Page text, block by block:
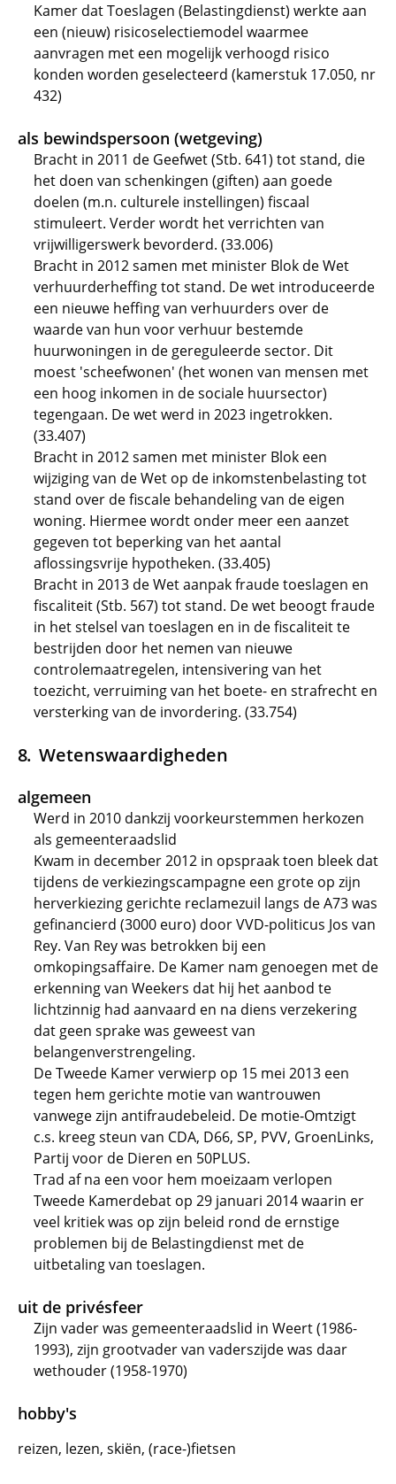
Kamer dat Toeslagen (Belastingdienst) werkte aan
een (nieuw) risicoselectiemodel waarmee
aanvragen met een mogelijk verhoogd risico
konden worden geselecteerd (kamerstuk 17.050, nr
432)
als bewindspersoon (wetgeving)
Bracht in 2011 de Geefwet (Stb. 641) tot stand, die
het doen van schenkingen (giften) aan goede
doelen (m.n. culturele instellingen) fiscaal
stimuleert. Verder wordt het verrichten van
vrijwilligerswerk bevorderd. (33.006)
Bracht in 2012 samen met minister Blok de Wet
verhuurderheffing tot stand. De wet introduceerde
een nieuwe heffing van verhuurders over de
waarde van hun voor verhuur bestemde
huurwoningen in de gereguleerde sector. Dit
moest 'scheefwonen' (het wonen van mensen met
een hoog inkomen in de sociale huursector)
tegengaan. De wet werd in 2023 ingetrokken.
(33.407)
Bracht in 2012 samen met minister Blok een
wijziging van de Wet op de inkomstenbelasting tot
stand over de fiscale behandeling van de eigen
woning. Hiermee wordt onder meer een aanzet
gegeven tot beperking van het aantal
aflossingsvrije hypotheken. (33.405)
Bracht in 2013 de Wet aanpak fraude toeslagen en
fiscaliteit (Stb. 567) tot stand. De wet beoogt fraude
in het stelsel van toeslagen en in de fiscaliteit te
bestrijden door het nemen van nieuwe
controlemaatregelen, intensivering van het
toezicht, verruiming van het boete- en strafrecht en
versterking van de invordering. (33.754)
Wetenswaardigheden
algemeen
Werd in 2010 dankzij voorkeurstemmen herkozen
als gemeenteraadslid
Kwam in december 2012 in opspraak toen bleek dat
tijdens de verkiezingscampagne een grote op zijn
herverkiezing gerichte reclamezuil langs de A73 was
gefinancierd (3000 euro) door VVD-politicus Jos van
Rey. Van Rey was betrokken bij een
omkopingsaffaire. De Kamer nam genoegen met de
erkenning van Weekers dat hij het aanbod te
lichtzinnig had aanvaard en na diens verzekering
dat geen sprake was geweest van
belangenverstrengeling.
De Tweede Kamer verwierp op 15 mei 2013 een
tegen hem gerichte motie van wantrouwen
vanwege zijn antifraudebeleid. De motie-Omtzigt
c.s. kreeg steun van CDA, D66, SP, PVV, GroenLinks,
Partij voor de Dieren en 50PLUS.
Trad af na een voor hem moeizaam verlopen
Tweede Kamerdebat op 29 januari 2014 waarin er
veel kritiek was op zijn beleid rond de ernstige
problemen bij de Belastingdienst met de
uitbetaling van toeslagen.
uit de privésfeer
Zijn vader was gemeenteraadslid in Weert (1986-
1993), zijn grootvader van vaderszijde was daar
wethouder (1958-1970)
hobby's
reizen, lezen, skiën, (race-)fietsen